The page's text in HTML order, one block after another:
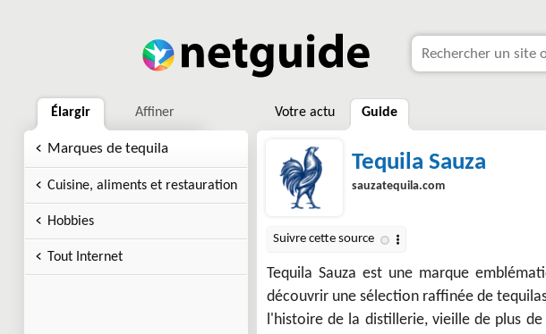
Élargir Affiner
Marques de tequila
Cuisine, aliments et restauration
Hobbies
Tout Internet
Votre actu Guide
Tequila Sauza
sauzatequila.com
Tequila Sauza est une marque
découvrir une sélection raffinée de
l'histoire de la distillerie, vieille de plus